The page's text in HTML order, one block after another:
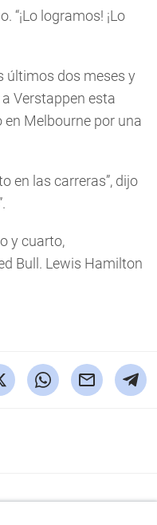
“¡Lo logramos! ¡Lo
últimos dos meses y
Verstappen esta
Melbourne por una
en las carreras”, dijo
y cuarto,
Bull. Lewis Hamilton